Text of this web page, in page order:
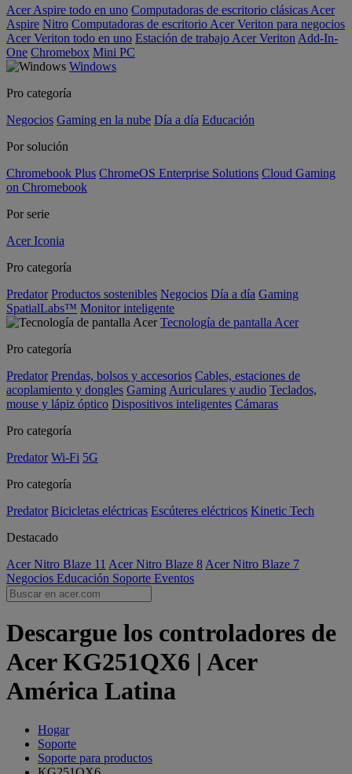
Acer Aspire todo en uno Computadoras de escritorio clásicas Acer
Aspire Nitro Computadoras de escritorio Acer Veriton para negocios
Acer Veriton todo en uno Estación de trabajo Acer Veriton Add-In-
One Chromebox Mini PC
Windows
Pro categoría
Negocios Gaming en la nube Día a día Educación
Por solución
Chromebook Plus ChromeOS Enterprise Solutions Cloud Gaming
on Chromebook
Por serie
Acer Iconia
Pro categoría
Predator Productos sostenibles Negocios Día a día Gaming
SpatialLabs™ Monitor inteligente
Tecnología de pantalla Acer
Pro categoría
Predator Prendas, bolsos y accesorios Cables, estaciones de
acoplamiento y dongles Gaming Auriculares y audio Teclados,
mouse y lápiz óptico Dispositivos inteligentes Cámaras
Pro categoría
Predator Wi-Fi 5G
Pro categoría
Predator Bicicletas eléctricas Escúteres eléctricos Kinetic Tech
Destacado
Acer Nitro Blaze 11 Acer Nitro Blaze 8 Acer Nitro Blaze 7
Negocios Educación Soporte Eventos
Descargue los controladores de
Acer KG251QX6 | Acer
América Latina
Hogar
Soporte
Soporte para productos